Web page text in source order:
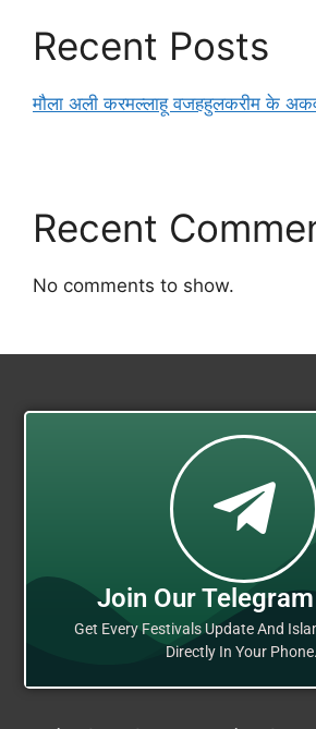
Recent Posts
मौला अली करमल्लाहू वजहहुलकरीम के
Recent
No comments to show.
Join Our
Get Every Festivals Update And
Directly In Your